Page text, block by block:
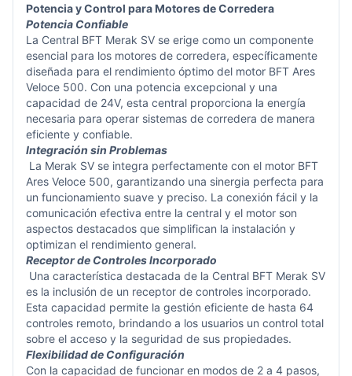
Potencia y Control para Motores de Corredera
Potencia Confiable
La Central BFT Merak SV se erige como un componente
esencial para los motores de corredera, específicamente
diseñada para el rendimiento óptimo del motor BFT Ares
Veloce 500. Con una potencia excepcional y una
capacidad de 24V, esta central proporciona la energía
necesaria para operar sistemas de corredera de manera
eficiente y confiable.
Integración sin Problemas
La Merak SV se integra perfectamente con el motor BFT
Ares Veloce 500, garantizando una sinergia perfecta para
un funcionamiento suave y preciso. La conexión fácil y la
comunicación efectiva entre la central y el motor son
aspectos destacados que simplifican la instalación y
optimizan el rendimiento general.
Receptor de Controles Incorporado
Una característica destacada de la Central BFT Merak SV
es la inclusión de un receptor de controles incorporado.
Esta capacidad permite la gestión eficiente de hasta 64
controles remoto, brindando a los usuarios un control total
sobre el acceso y la seguridad de sus propiedades.
Flexibilidad de Configuración
Con la capacidad de funcionar en modos de 2 a 4 pasos,